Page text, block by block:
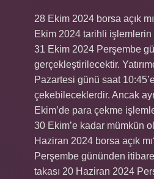
28 Ekim 2024 borsa açık
Ekim 2024 tarihli işlemlerin
31 Ekim 2024 Perşembe
gerçekleştirilecektir.
Pazartesi günü saat
çekebileceklerdir. Ancak
Ekim’de para çekme
30 Ekim’e kadar mümkün
Haziran 2024 borsa açık
Perşembe gününden
takası 20 Haziran 2024